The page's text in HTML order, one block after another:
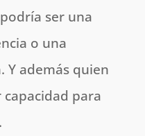
ser una
o una
Y además quien
para